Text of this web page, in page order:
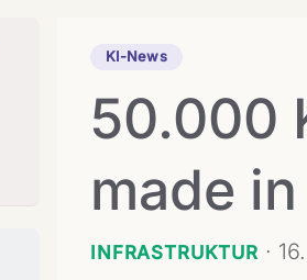
KI-News
50.000
made
INFRASTRUKTUR·